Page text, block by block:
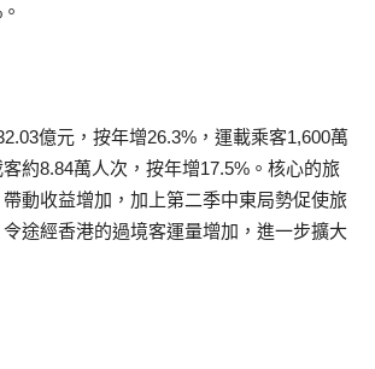
億元，按年增26.3%，運載乘客1,600萬
約8.84萬人次，按年增17.5%。核心的旅
動收益增加，加上第二季中東局勢促使旅
途經香港的過境客運量增加，進一步擴大